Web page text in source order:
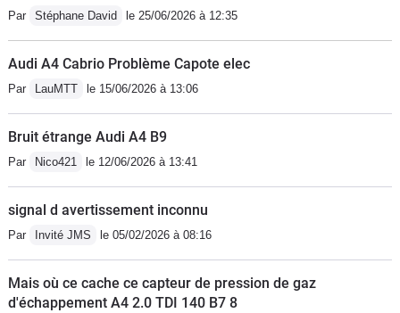
Par Stéphane David le 25/06/2026 à 12:35
Audi A4 Cabrio Problème Capote elec
Par LauMTT le 15/06/2026 à 13:06
Bruit étrange Audi A4 B9
Par Nico421 le 12/06/2026 à 13:41
signal d avertissement inconnu
Par Invité JMS le 05/02/2026 à 08:16
Mais où ce cache ce capteur de pression de gaz
d'échappement A4 2.0 TDI 140 B7 8